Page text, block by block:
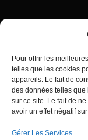
Pour offrir les
telles que les cookies
appareils. Le fait de
des données telles
sur ce site. Le fait de
avoir un effet négatif
Gérer Les Services